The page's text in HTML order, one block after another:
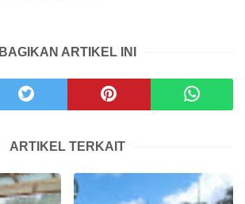
BAGIKAN ARTIKEL INI
ARTIKEL TERKAIT